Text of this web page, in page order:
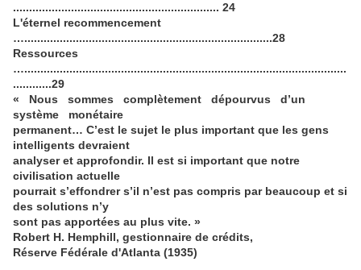
................................................................ 24
L'éternel recommencement
….............................................................................28
Ressources
…....................................................................................................
............29
« Nous sommes complètement dépourvus d’un
système monétaire
permanent… C’est le sujet le plus important que les gens
intelligents devraient
analyser et approfondir. Il est si important que notre
civilisation actuelle
pourrait s’effondrer s’il n’est pas compris par beaucoup et si
des solutions n’y
sont pas apportées au plus vite. »
Robert H. Hemphill, gestionnaire de crédits,
Réserve Fédérale d'Atlanta (1935)